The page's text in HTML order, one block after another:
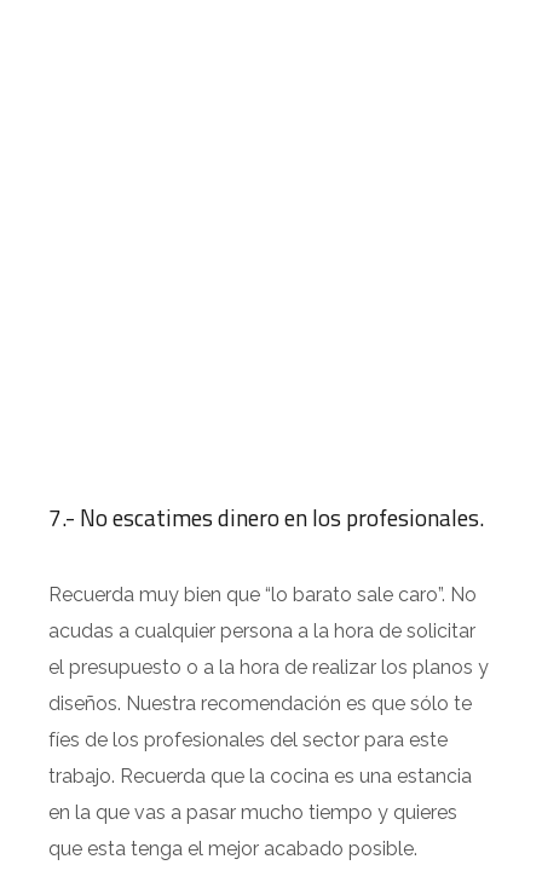
7.- No escatimes dinero en los profesionales.
Recuerda muy bien que “lo barato sale caro”. No
acudas a cualquier persona a la hora de solicitar
el presupuesto o a la hora de realizar los planos y
diseños. Nuestra recomendación es que sólo te
fíes de los profesionales del sector para este
trabajo. Recuerda que la cocina es una estancia
en la que vas a pasar mucho tiempo y quieres
que esta tenga el mejor acabado posible.